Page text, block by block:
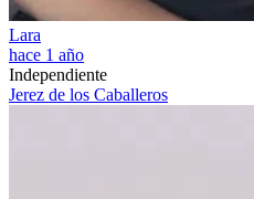
Lara
hace 1 año
Independiente
Jerez de los Caballeros